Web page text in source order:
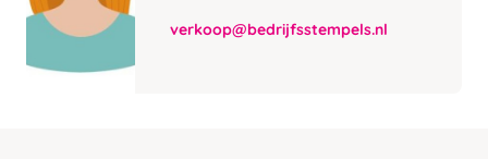
verkoop@bedrijfsstempels.nl